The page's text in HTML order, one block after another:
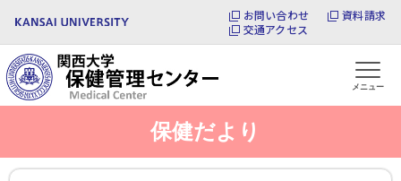
お問い合わせ
資料請求
交通アクセス
メニュー
保健だより